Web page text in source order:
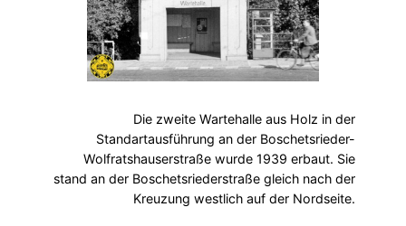
Die zweite Wartehalle aus Holz in der
Standartausführung an der Boschetsrieder-
Wolfratshauserstraße wurde 1939 erbaut. Sie
stand an der Boschetsriederstraße gleich nach der
Kreuzung westlich auf der Nordseite.